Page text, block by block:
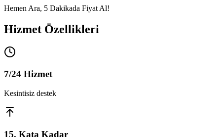
Hemen Ara, 5 Dakikada Fiyat Al!
Hizmet Özellikleri
7/24 Hizmet
Kesintisiz destek
15. Kata Kadar